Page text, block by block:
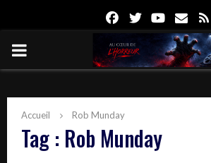
FacebookTwitterYoutube
Email
PRIMARY
Accueil Rob Munday
Tag : Rob Munday